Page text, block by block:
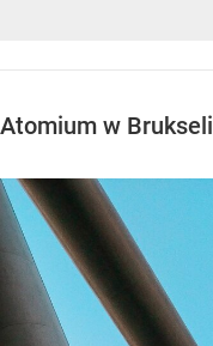
Atomium w Brukseli